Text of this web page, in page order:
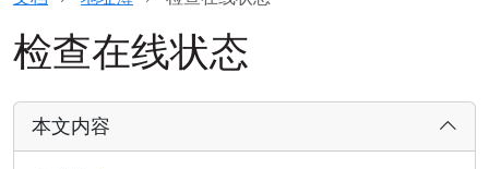
检查在线状态
本文内容
发行说明
连接模式
无人值守访问
教育与政府
信息技术
iOS/Android